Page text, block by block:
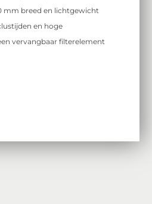
mm breed en lichtgewicht
en hoge
vervangbaar filterelement